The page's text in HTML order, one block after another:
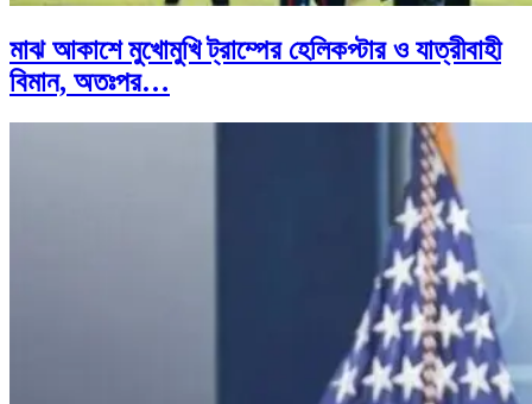
মাঝ আকাশে মুখোমুখি ট্রাম্পের হেলিকপ্টার ও যাত্রীবাহী
বিমান, অতঃপর…